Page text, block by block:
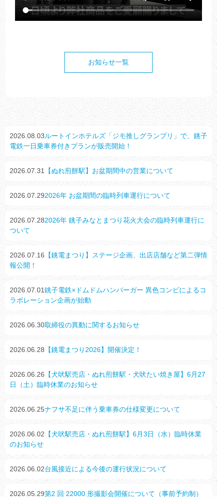
お知らせ一覧
2026.08.03ルートインホテルズ「ジモ推しグランプリ」で、銚子
電鉄一日乗車券付きプランが販売開始！
2026.07.31 【ぬれ煎餅駅】お盆期間中の営業について
2026.07.292026年 お盆期間の臨時列車運行について
2026.07.282026年 銚子みなとまつり花火大会の臨時列車運行に
ついて
2026.07.16 【銚電まつり】ステージ企画、出店店舗など第二弾情
報公開！
2026.07.01銚子電鉄×ドムドムハンバーガー 異色コンビによるコ
ラボレーション企画が始動
2026.06.30取締役の異動に関するお知らせ
2026.06.28 【銚電まつり2026】開催決定！
2026.06.26 【犬吠駅売店・ぬれ煎餅駅・犬吠たい焼き屋】6月27
日（土）臨時休業のお知らせ
2026.06.25ナフサ不足に伴う乗車券の仕様変更について
2026.06.02 【犬吠駅売店・ぬれ煎餅駅】6月3日（水）臨時休業
のお知らせ
2026.06.02台風接近による今後の運行状況について
2026.05.29第2 回 22000 形撮影会開催について（事前予約制）